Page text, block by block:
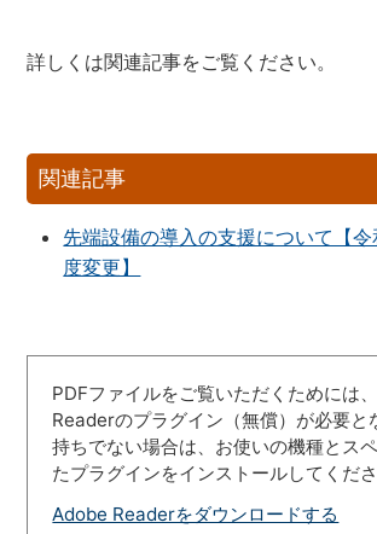
詳しくは関連記事をご覧ください。
関連記事
先端設備の導入の支援について【
度変更】
PDFファイルをご覧いただくためには
Readerのプラグイン（無償）が必要と
持ちでない場合は、お使いの機種とス
たプラグインをインストールしてくださ
Adobe Readerをダウンロードする